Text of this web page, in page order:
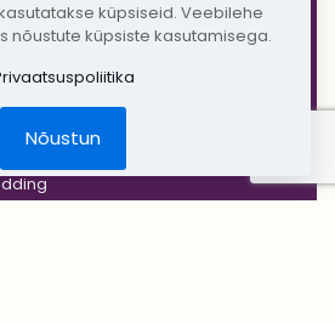
küpsiseid. Veebilehe
nõustute küpsiste kasutamisega.
Nõustun